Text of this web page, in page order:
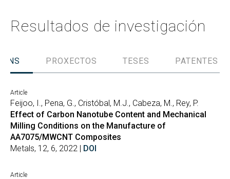
Resultados de investigación
PROXECTOS TESES PATENTES
Article
Feijoo, I., Pena, G., Cristóbal, M.J., Cabeza, M., Rey, P.
Effect of Carbon Nanotube Content and Mechanical
Milling Conditions on the Manufacture of
AA7075/MWCNT Composites
Metals, 12, 6, 2022 | DOI
Article